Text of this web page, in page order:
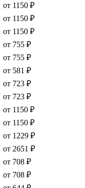
от 1150 ₽
от 1150 ₽
от 1150 ₽
от 755 ₽
от 755 ₽
от 581 ₽
от 723 ₽
от 723 ₽
от 1150 ₽
от 1150 ₽
от 1229 ₽
от 2651 ₽
от 708 ₽
от 708 ₽